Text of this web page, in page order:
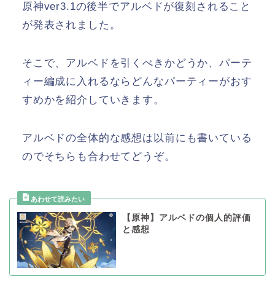
原神ver3.1の後半でアルベドが復刻されること
が発表されました。
そこで、アルベドを引くべきかどうか、パーテ
ィー編成に入れるならどんなパーティーがおす
すめかを紹介していきます。
アルベドの全体的な感想は以前にも書いている
のでそちらも合わせてどうぞ。
【原神】アルベドの個人的評価
と感想